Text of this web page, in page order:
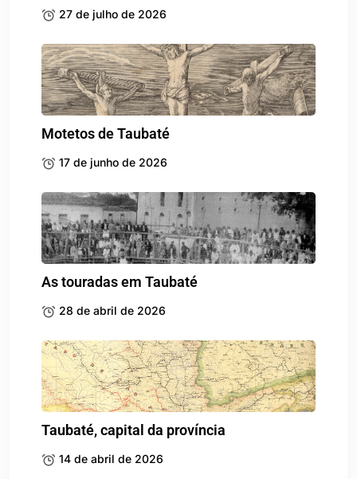
27 de julho de 2026
Motetos de Taubaté
17 de junho de 2026
As touradas em Taubaté
28 de abril de 2026
Taubaté, capital da província
14 de abril de 2026